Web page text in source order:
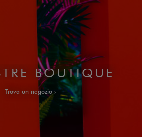
BOUTIQUE
Trova un negozio